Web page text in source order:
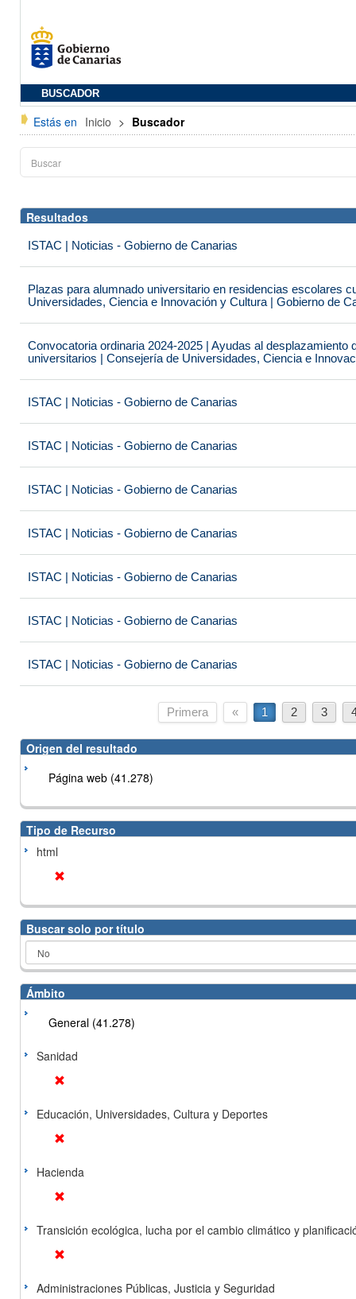
BUSCADOR
Estás en Inicio > Buscador
Resultados
ISTAC | Noticias - Gobierno de Canarias
Plazas para alumnado universitario en residencias escolares
Universidades, Ciencia e Innovación y Cultura | Gobierno de
Convocatoria ordinaria 2024-2025 | Ayudas al desplazamiento
universitarios | Consejería de Universidades, Ciencia e
ISTAC | Noticias - Gobierno de Canarias
ISTAC | Noticias - Gobierno de Canarias
ISTAC | Noticias - Gobierno de Canarias
ISTAC | Noticias - Gobierno de Canarias
ISTAC | Noticias - Gobierno de Canarias
ISTAC | Noticias - Gobierno de Canarias
ISTAC | Noticias - Gobierno de Canarias
Primera « 1 2 3
Origen del resultado
Página web (41.278)
Tipo de Recurso
html
Buscar solo por título
Ámbito
General (41.278)
Sanidad
Educación, Universidades, Cultura y Deportes
Hacienda
Transición ecológica, lucha por el cambio climático y
Administraciones Públicas, Justicia y Seguridad